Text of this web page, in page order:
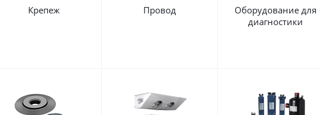
Крепеж Провод
Оборудование для
диагностики